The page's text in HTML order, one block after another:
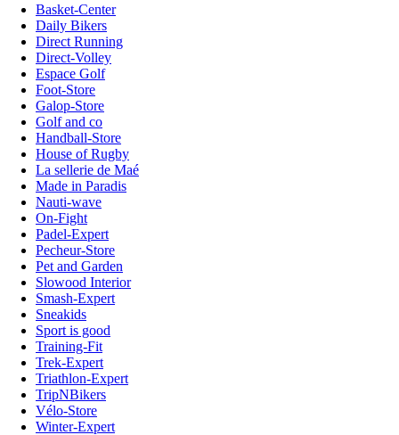
Basket-Center
Daily Bikers
Direct Running
Direct-Volley
Espace Golf
Foot-Store
Galop-Store
Golf and co
Handball-Store
House of Rugby
La sellerie de Maé
Made in Paradis
Nauti-wave
On-Fight
Padel-Expert
Pecheur-Store
Pet and Garden
Slowood Interior
Smash-Expert
Sneakids
Sport is good
Training-Fit
Trek-Expert
Triathlon-Expert
TripNBikers
Vélo-Store
Winter-Expert